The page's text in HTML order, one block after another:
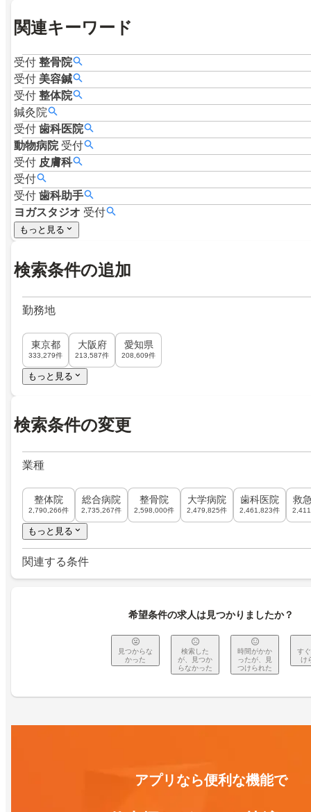
関連キーワード
受付 整骨院
受付 美容鍼
受付 整体院
鍼灸院
受付 歯科医院
動物病院 受付
受付 皮膚科
受付
受付 歯科助手
ヨガスタジオ 受付
もっと見る
検索条件の追加
勤務地
東京都
333,279件
大阪府
213,587件
愛知県
208,609件
もっと見る
検索条件の変更
業種
整体院
2,790,266件
総合病院
2,735,267件
整骨院
2,598,000件
大学病院
2,479,825件
歯科医院
2,461,823件
救
もっと見る
関連する条件
希望条件の求人は見つかりましたか？
見つからな
かった
検索した
が、見つか
らなかった
時間がかか
ったが、見
つけられた
す
け
アプリなら便利な機能で